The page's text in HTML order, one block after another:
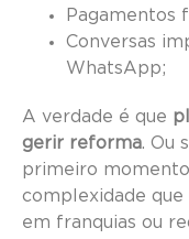
Pagamentos
Conversas
WhatsApp;
A verdade é que
gerir reforma. Ou
primeiro
complexidade
em franquias ou